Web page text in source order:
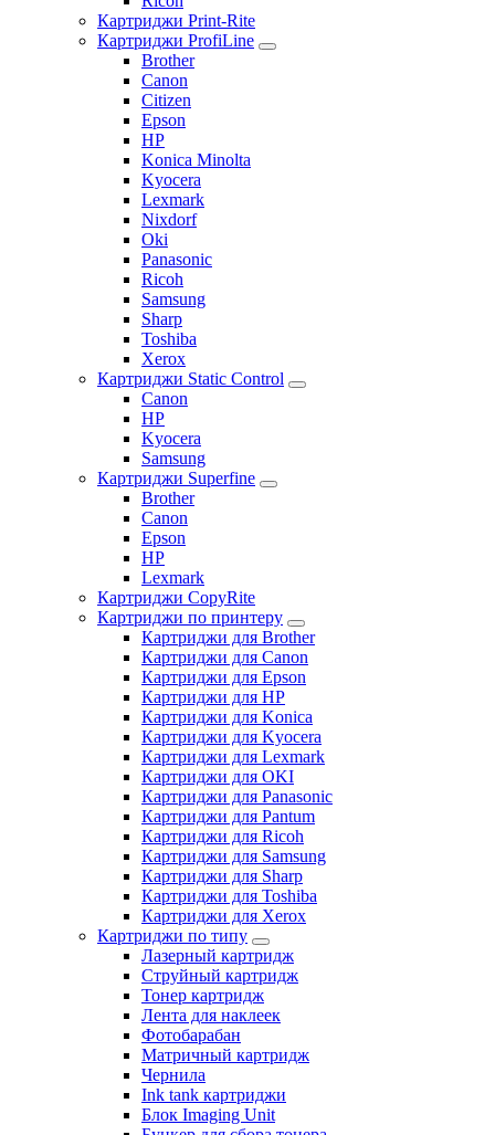
Картриджи Print-Rite
Картриджи ProfiLine
Brother
Canon
Citizen
Epson
HP
Konica Minolta
Kyocera
Lexmark
Nixdorf
Oki
Panasonic
Ricoh
Samsung
Sharp
Toshiba
Xerox
Картриджи Static Control
Canon
HP
Kyocera
Samsung
Картриджи Superfine
Brother
Canon
Epson
HP
Lexmark
Картриджи CopyRite
Картриджи по принтеру
Картриджи для Brother
Картриджи для Canon
Картриджи для Epson
Картриджи для HP
Картриджи для Konica
Картриджи для Kyocera
Картриджи для Lexmark
Картриджи для OKI
Картриджи для Panasonic
Картриджи для Pantum
Картриджи для Ricoh
Картриджи для Samsung
Картриджи для Sharp
Картриджи для Toshiba
Картриджи для Xerox
Картриджи по типу
Лазерный картридж
Струйный картридж
Тонер картридж
Лента для наклеек
Фотобарабан
Матричный картридж
Чернила
Ink tank картриджи
Блок Imaging Unit